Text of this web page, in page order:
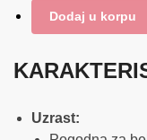
Dodaj u korpu
Uzrast: